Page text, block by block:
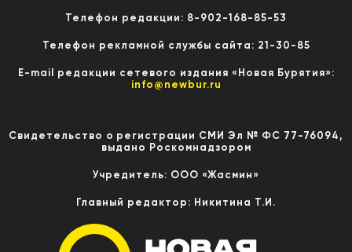
Телефон редакции: 8-902-168-85-53
Телефон рекламной службы сайта: 21-30-85
E-mail редакции сетевого издания «Новая Бурятия»:
info@newbur.ru
Свидетельство о регистрации СМИ Эл № ФС 77-76094,
выдано Роскомнадзором
Учредитель: ООО «Жасмин»
Главный редактор: Никитина Т.И.